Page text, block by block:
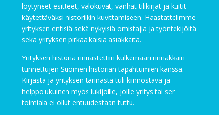
löytyneet esitteet, valokuvat, vanhat tilikirjat ja kuitit
käytettäväksi historiikin kuvittamiseen. Haastattelimme
yrityksen entisiä sekä nykyisiä omistajia ja työntekijöitä
sekä yrityksen pitkäaikaisia asiakkaita.
Yrityksen historia rinnastettiin kulkemaan rinnakkain
tunnettujen Suomen historian tapahtumien kanssa.
Kirjasta ja yrityksen tarinasta tuli kiinnostava ja
helppolukuinen myös lukijoille, joille yritys tai sen
toimiala ei ollut entuudestaan tuttu.